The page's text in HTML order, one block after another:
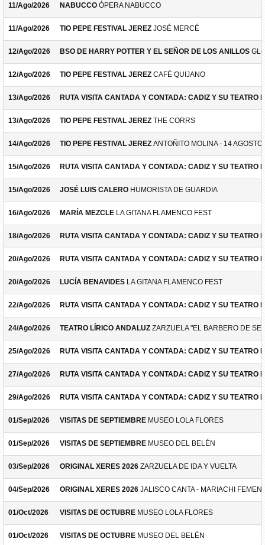
11/Ago/2026 NABUCCO ÓPERA NABUCCO
11/Ago/2026 TIO PEPE FESTIVAL JEREZ JOSÉ MERCÉ
12/Ago/2026 BSO DE HARRY POTTER Y EL SEÑOR DE LOS ANILLOS
12/Ago/2026 TIO PEPE FESTIVAL JEREZ CAFÉ QUIJANO
13/Ago/2026 RUTA VISITA CANTADA Y CONTADA: CADIZ Y SU TEATRO
13/Ago/2026 TIO PEPE FESTIVAL JEREZ THE CORRS
14/Ago/2026 TIO PEPE FESTIVAL JEREZ ANTOÑITO MOLINA - 14 AGOSTO
15/Ago/2026 RUTA VISITA CANTADA Y CONTADA: CADIZ Y SU TEATRO
15/Ago/2026 JOSÉ LUIS CALERO HUMORISTA DE GUARDIA
16/Ago/2026 MARÍA MEZCLE LA GITANA FLAMENCO FEST
18/Ago/2026 RUTA VISITA CANTADA Y CONTADA: CADIZ Y SU TEATRO
20/Ago/2026 RUTA VISITA CANTADA Y CONTADA: CADIZ Y SU TEATRO
20/Ago/2026 LUCÍA BENAVIDES LA GITANA FLAMENCO FEST
22/Ago/2026 RUTA VISITA CANTADA Y CONTADA: CADIZ Y SU TEATRO
24/Ago/2026 TEATRO LÍRICO ANDALUZ ZARZUELA "EL BARBERO DE
25/Ago/2026 RUTA VISITA CANTADA Y CONTADA: CADIZ Y SU TEATRO
27/Ago/2026 RUTA VISITA CANTADA Y CONTADA: CADIZ Y SU TEATRO
29/Ago/2026 RUTA VISITA CANTADA Y CONTADA: CADIZ Y SU TEATRO
01/Sep/2026 VISITAS DE SEPTIEMBRE MUSEO LOLA FLORES
01/Sep/2026 VISITAS DE SEPTIEMBRE MUSEO DEL BELÉN
03/Sep/2026 ORIGINAL XERES 2026 ZARZUELA DE IDA Y VUELTA
04/Sep/2026 ORIGINAL XERES 2026 JALISCO CANTA - MARIACHI
01/Oct/2026 VISITAS DE OCTUBRE MUSEO LOLA FLORES
01/Oct/2026 VISITAS DE OCTUBRE MUSEO DEL BELÉN